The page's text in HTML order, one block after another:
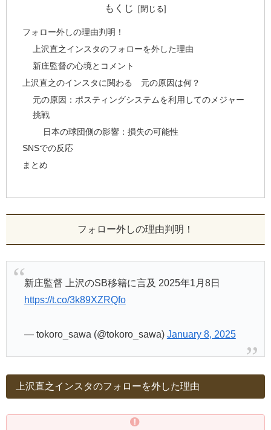
もくじ
フォロー外しの理由判明！
上沢直之インスタのフォローを外した理由
新庄監督の心境とコメント
上沢直之のインスタに関わる 元の原因は何？
元の原因：ポスティングシステムを利用してのメジャー
挑戦
日本の球団側の影響：損失の可能性
SNSでの反応
まとめ
フォロー外しの理由判明！
新庄監督 上沢のSB移籍に言及 2025年1月8日
https://t.co/3k89XZRQfo
— tokoro_sawa (@tokoro_sawa) January 8, 2025
上沢直之インスタのフォローを外した理由